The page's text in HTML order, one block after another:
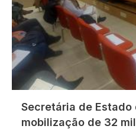
Secretária de
mobilização de 32